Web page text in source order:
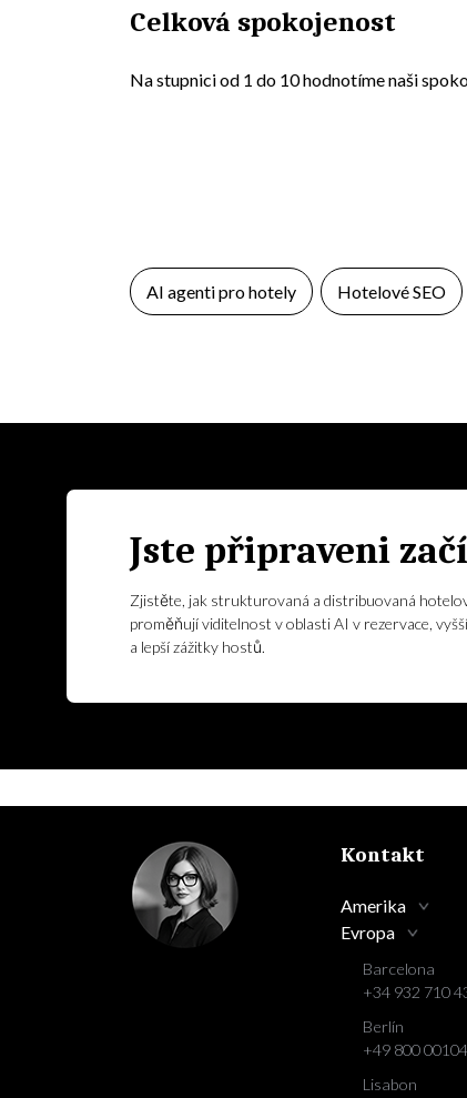
Celková spokojenost
Na stupnici od 1 do 10 hodnotíme naši
AI agenti pro hotely Hotelové SEO
Jste připraveni
Zjistěte, jak strukturovaná a distribuovaná
proměňují viditelnost v oblasti AI v rezervace,
a lepší zážitky hostů.
Kontakt
Amerika
Evropa
Barcelona
+34 932 710
Berlín
+49 800
Lisabon